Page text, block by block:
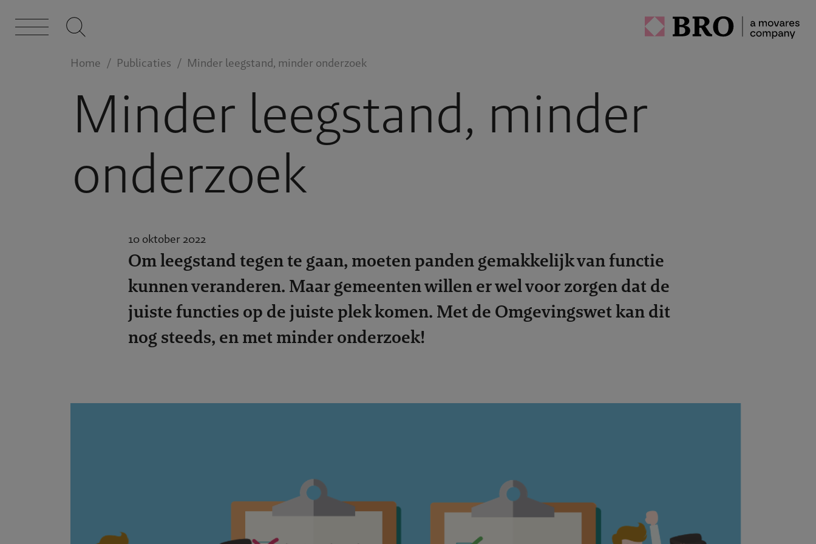
Home Publicaties Minder leegstand, minder onderzoek
Minder leegstand, minder
onderzoek
10 oktober 2022
Om leegstand tegen te gaan, moeten panden gemakkelijk van functie
kunnen veranderen. Maar gemeenten willen er wel voor zorgen dat de
juiste functies op de juiste plek komen. Met de Omgevingswet kan dit
nog steeds, en met minder onderzoek!